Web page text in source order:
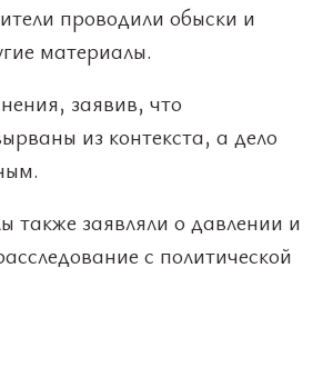
проводили обыски и
материалы.
заявив, что
из контекста, а дело
также заявляли о давлении и
с политической